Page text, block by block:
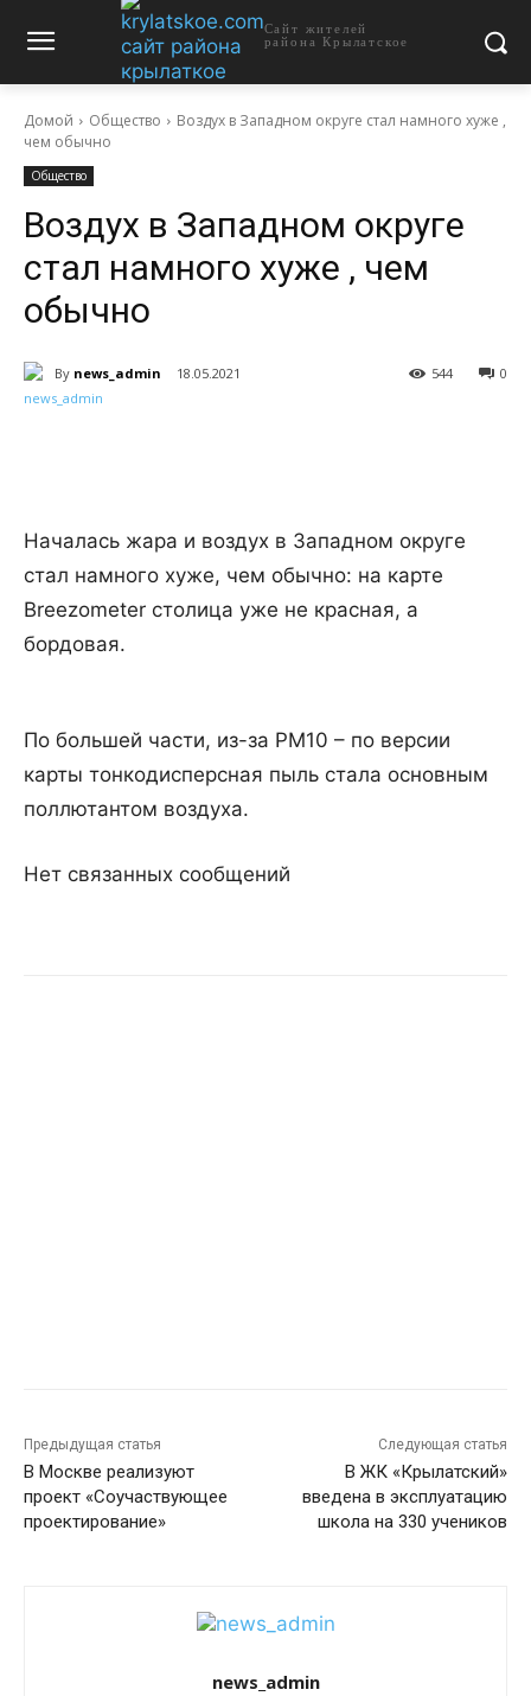
Сайт жителей
района Крылатское
Домой Общество
Воздух в Западном округе стал намного хуже ,
чем обычно
Общество
Воздух в Западном округе
стал намного хуже , чем
обычно
By news_admin 18.05.2021 0
544
Началась жара и воздух в Западном округе
стал намного хуже, чем обычно: на карте
Breezometer столица уже не красная, а
бордовая.
По большей части, из-за PM10 – по версии
карты тонкодисперсная пыль стала основным
поллютантом воздуха.
Нет связанных сообщений
Предыдущая статья
В Москве реализуют
проект «Соучаствующее
проектирование»
Следующая статья
В ЖК «Крылатский»
введена в эксплуатацию
школа на 330 учеников
news_admin